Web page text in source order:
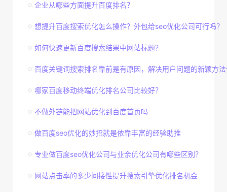
企业从哪些方面提升百度排名？
想提升百度搜索优化怎么操作？外包给seo优化公司可行吗？
如何快速更新百度搜索结果中网站标题？
百度关键词搜索排名靠前是有原因，解决用户问题的新颖方
哪家百度移动终端优化排名公司比较好？
不做外链能把网站优化到百度首页吗
做百度seo优化的妙招就是依靠丰富的经验助推
专业做百度seo优化公司与业余优化公司有哪些区别？
网站点击率的多少间接性提升搜索引擎优化排名机会